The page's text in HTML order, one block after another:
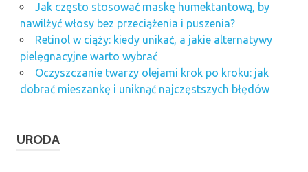
Jak często stosować maskę humektantową, by
nawilżyć włosy bez przeciążenia i puszenia?
Retinol w ciąży: kiedy unikać, a jakie alternatywy
pielęgnacyjne warto wybrać
Oczyszczanie twarzy olejami krok po kroku: jak
dobrać mieszankę i uniknąć najczęstszych błędów
URODA